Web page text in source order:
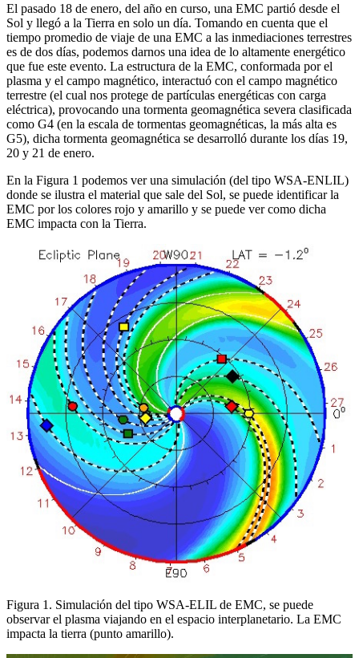
El pasado 18 de enero, del año en curso, una EMC partió desde el
Sol y llegó a la Tierra en solo un día. Tomando en cuenta que el
tiempo promedio de viaje de una EMC a las inmediaciones terrestres
es de dos días, podemos darnos una idea de lo altamente energético
que fue este evento. La estructura de la EMC, conformada por el
plasma y el campo magnético, interactuó con el campo magnético
terrestre (el cual nos protege de partículas energéticas con carga
eléctrica), provocando una tormenta geomagnética severa clasificada
como G4 (en la escala de tormentas geomagnéticas, la más alta es
G5), dicha tormenta geomagnética se desarrolló durante los días 19,
20 y 21 de enero.
En la Figura 1 podemos ver una simulación (del tipo WSA-ENLIL)
donde se ilustra el material que sale del Sol, se puede identificar la
EMC por los colores rojo y amarillo y se puede ver como dicha
EMC impacta con la Tierra.
Figura 1. Simulación del tipo WSA-ELIL de EMC, se puede
observar el plasma viajando en el espacio interplanetario. La EMC
impacta la tierra (punto amarillo).